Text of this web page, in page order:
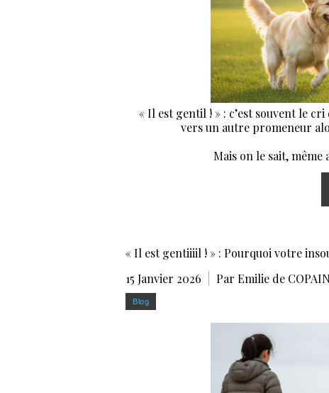
« Il est gentil ! » : c’est souvent le
vers un autre promeneur
Mais on le sait,
« Il est gentiiiil ! » : Pourquoi votre
15 Janvier 2026
Par Emilie de